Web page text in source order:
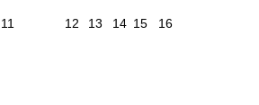
11 12 13 14 15 16